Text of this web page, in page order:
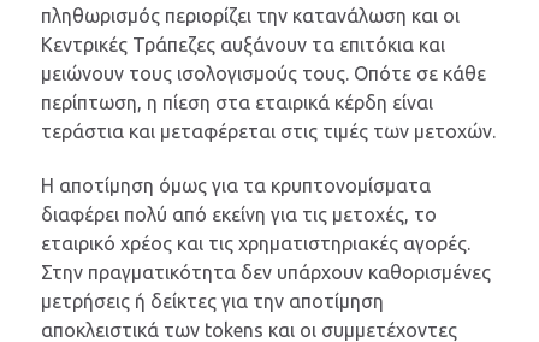
πληθωρισμός περιορίζει την κατανάλωση και οι
Κεντρικές Τράπεζες αυξάνουν τα επιτόκια και
μειώνουν τους ισολογισμούς τους. Οπότε σε κάθε
περίπτωση, η πίεση στα εταιρικά κέρδη είναι
τεράστια και μεταφέρεται στις τιμές των μετοχών.
Η αποτίμηση όμως για τα κρυπτονομίσματα
διαφέρει πολύ από εκείνη για τις μετοχές, το
εταιρικό χρέος και τις χρηματιστηριακές αγορές.
Στην πραγματικότητα δεν υπάρχουν καθορισμένες
μετρήσεις ή δείκτες για την αποτίμηση
αποκλειστικά των tokens και οι συμμετέχοντες